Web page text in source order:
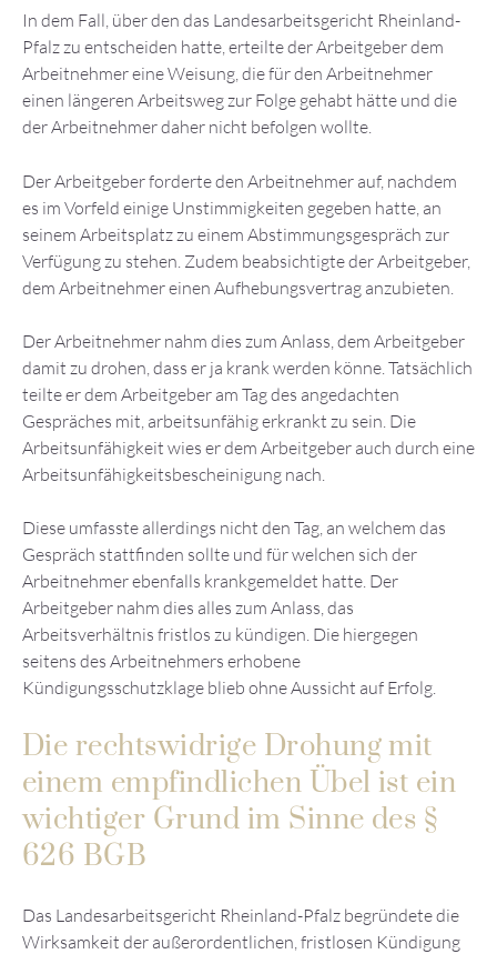
In dem Fall, über den das Landesarbeitsgericht Rheinland-
Pfalz zu entscheiden hatte, erteilte der Arbeitgeber dem
Arbeitnehmer eine Weisung, die für den Arbeitnehmer
einen längeren Arbeitsweg zur Folge gehabt hätte und die
der Arbeitnehmer daher nicht befolgen wollte.
Der Arbeitgeber forderte den Arbeitnehmer auf, nachdem
es im Vorfeld einige Unstimmigkeiten gegeben hatte, an
seinem Arbeitsplatz zu einem Abstimmungsgespräch zur
Verfügung zu stehen. Zudem beabsichtigte der Arbeitgeber,
dem Arbeitnehmer einen Aufhebungsvertrag anzubieten.
Der Arbeitnehmer nahm dies zum Anlass, dem Arbeitgeber
damit zu drohen, dass er ja krank werden könne. Tatsächlich
teilte er dem Arbeitgeber am Tag des angedachten
Gespräches mit, arbeitsunfähig erkrankt zu sein. Die
Arbeitsunfähigkeit wies er dem Arbeitgeber auch durch eine
Arbeitsunfähigkeitsbescheinigung nach.
Diese umfasste allerdings nicht den Tag, an welchem das
Gespräch stattfinden sollte und für welchen sich der
Arbeitnehmer ebenfalls krankgemeldet hatte. Der
Arbeitgeber nahm dies alles zum Anlass, das
Arbeitsverhältnis fristlos zu kündigen. Die hiergegen
seitens des Arbeitnehmers erhobene
Kündigungsschutzklage blieb ohne Aussicht auf Erfolg.
Die rechtswidrige Drohung mit
einem empfindlichen Übel ist ein
wichtiger Grund im Sinne des §
626 BGB
Das Landesarbeitsgericht Rheinland-Pfalz begründete die
Wirksamkeit der außerordentlichen, fristlosen Kündigung